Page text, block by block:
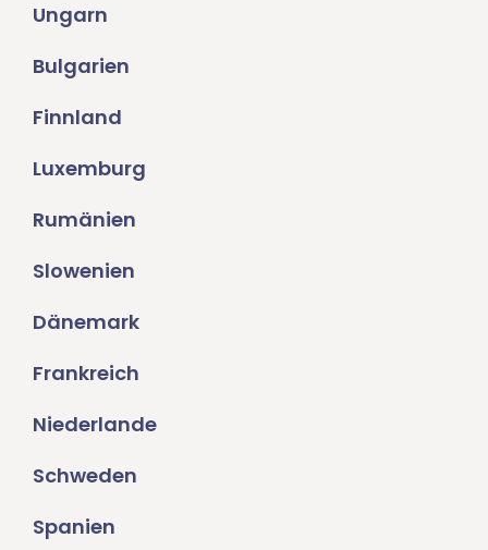
Ungarn
Bulgarien
Finnland
Luxemburg
Rumänien
Slowenien
Dänemark
Frankreich
Niederlande
Schweden
Spanien